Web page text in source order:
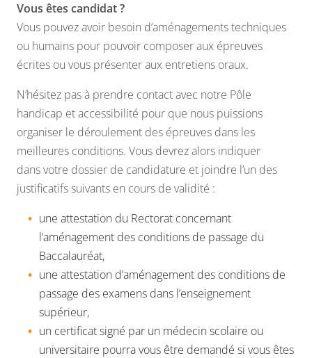
Vous êtes candidat ?
Vous pouvez avoir besoin d’aménagements techniques
ou humains pour pouvoir composer aux épreuves
écrites ou vous présenter aux entretiens oraux.
N’hésitez pas à prendre contact avec notre Pôle
handicap et accessibilité pour que nous puissions
organiser le déroulement des épreuves dans les
meilleures conditions. Vous devrez alors indiquer
dans votre dossier de candidature et joindre l’un des
justificatifs suivants en cours de validité :
une attestation du Rectorat concernant
l’aménagement des conditions de passage du
Baccalauréat,
une attestation d’aménagement des conditions de
passage des examens dans l’enseignement
supérieur,
un certificat signé par un médecin scolaire ou
universitaire pourra vous être demandé si vous êtes